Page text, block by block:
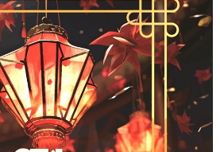
(Li Statler)与钢琴家Darek演绎一场古筝
Saint
Louis
聖
路
易
歌
劇
院〉